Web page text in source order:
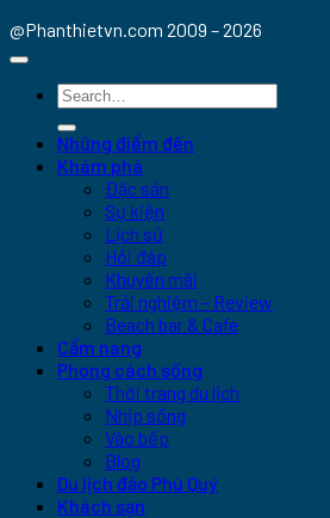
@Phanthietvn.com 2009 – 2026
Những điểm đến
Khám phá
Đặc sản
Sự kiện
Lịch sử
Hỏi đáp
Khuyến mãi
Trải nghiệm – Review
Beach bar & Cafe
Cẩm nang
Phong cách sống
Thời trang du lịch
Nhịp sống
Vào bếp
Blog
Du lịch đảo Phú Quý
Khách sạn